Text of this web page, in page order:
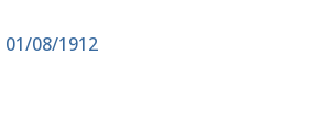
01/08/1912